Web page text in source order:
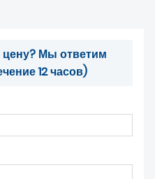
Мы ответим
12 часов)